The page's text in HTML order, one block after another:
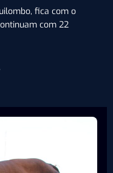
fica com o
com 22